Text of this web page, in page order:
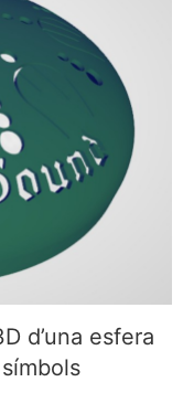
esfera
d’una esfera